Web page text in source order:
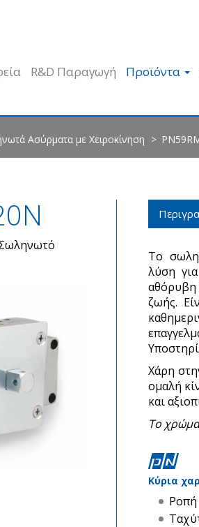
Ασύρματα με Χειροκίνηση
Το
λύση
αθόρυβη
ζωής.
Χάρη
ομαλή
και
Το χρώμα
Κύρια
R&D Παραγωγή Προϊόντα